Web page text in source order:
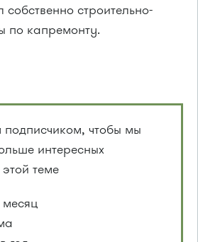
собственно строительно-
по капремонту.
чтобы мы
интересных
теме